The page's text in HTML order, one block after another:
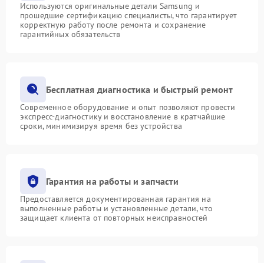
Используются оригинальные детали Samsung и
прошедшие сертификацию специалисты, что гарантирует
корректную работу после ремонта и сохранение
гарантийных обязательств
Бесплатная диагностика и быстрый ремонт
Современное оборудование и опыт позволяют провести
экспресс-диагностику и восстановление в кратчайшие
сроки, минимизируя время без устройства
Гарантия на работы и запчасти
Предоставляется документированная гарантия на
выполненные работы и установленные детали, что
защищает клиента от повторных неисправностей